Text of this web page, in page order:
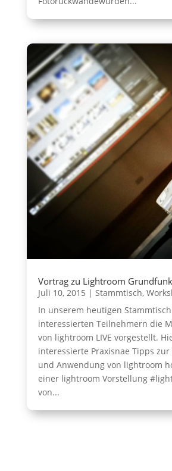
Vortrag zu Lightroom
Juli 10, 2015 | Stammtisch,
In unserem heutigen
interessierten Teilnehmern die
von lightroom LIVE vorgestellt.
interessierte Praxisnae Tipps
und Anwendung von lightroom
einer lightroom Vorstellung
von...